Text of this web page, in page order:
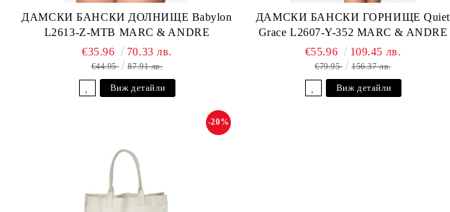
ДАМСКИ БАНСКИ ДОЛНИЩЕ Babylon
L2613-Z-MTB MARC & ANDRE
€35.96 70.33 лв.
€44.95 87.91 лв.
Виж детайли
ДАМСКИ БАНСКИ ГОРНИЩЕ Quiet
Grace L2607-Y-352 MARC & ANDRE
€55.96 109.45 лв.
€79.95 156.37 лв.
Виж детайли
-20%